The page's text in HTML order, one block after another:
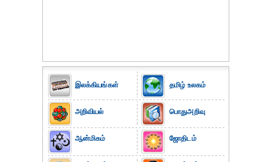
இலக்கியங்கள்
அறிவியல்
ஆன்மிகம்
தமிழ் உலகம்
பொதுஅறிவு
ஜோதிடம்